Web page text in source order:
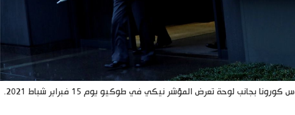
رجل يضع كمامة للوقاية من فيروس كورونا بجانب لوحة تعرض المؤشر نيكي في طوكيو يوم 15 فبراير شباط 2021.